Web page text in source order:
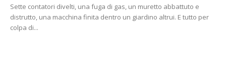
Sette contatori divelti, una fuga di gas, un muretto abbattuto e
distrutto, una macchina finita dentro un giardino altrui. E tutto per
colpa di...